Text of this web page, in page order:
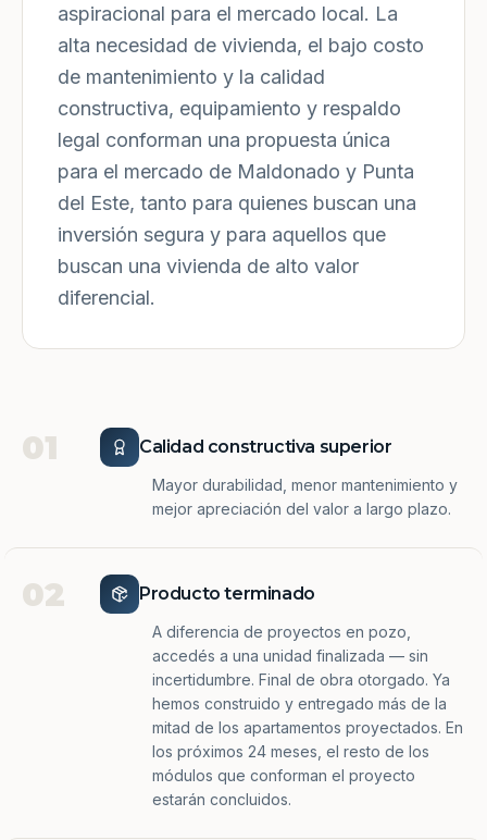
aspiracional para el mercado local. La
alta necesidad de vivienda, el bajo costo
de mantenimiento y la calidad
constructiva, equipamiento y respaldo
legal conforman una propuesta única
para el mercado de Maldonado y Punta
del Este, tanto para quienes buscan una
inversión segura y para aquellos que
buscan una vivienda de alto valor
diferencial.
01 Calidad constructiva superior
Mayor durabilidad, menor mantenimiento y
mejor apreciación del valor a largo plazo.
02 Producto terminado
A diferencia de proyectos en pozo,
accedés a una unidad finalizada — sin
incertidumbre. Final de obra otorgado. Ya
hemos construido y entregado más de la
mitad de los apartamentos proyectados. En
los próximos 24 meses, el resto de los
módulos que conforman el proyecto
estarán concluidos.